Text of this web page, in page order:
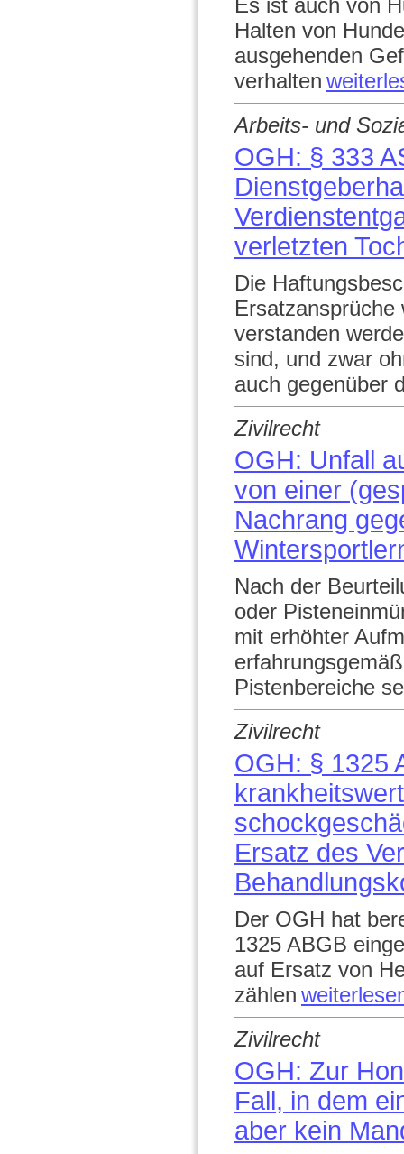
Es ist auch von
Halten von
ausgehenden
verhalten
Arbeits- und
OGH: § 333
verletzten
Die
Ersatzansprüche
verstanden
sind, und zwar
auch gegenüber
Zivilrecht
OGH: Unfall
von einer
Nachrang
Nach der
oder
mit erhöhter
Pistenbereiche
Zivilrecht
OGH: § 1325
Ersatz des
Der OGH hat
1325 ABGB
auf Ersatz von
zählen
Zivilrecht
OGH: Zur
Fall, in dem
aber kein